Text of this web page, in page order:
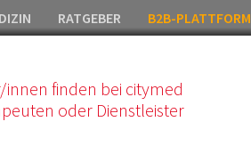
RATGEBER B2B-PLATTFORM
finden bei citymed
oder Dienstleister